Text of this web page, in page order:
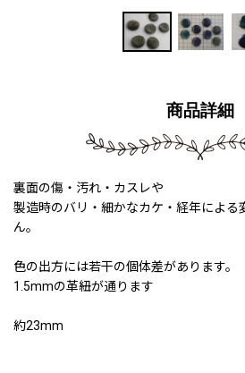
商品詳細
裏面の傷・汚れ・カスレや
製造時のバリ・細かなカケ・経年による
ん。
色の出方には若干の個体差があります。
1.5mmの革紐が通ります
約23mm